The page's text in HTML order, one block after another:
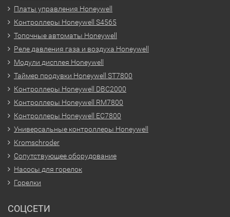
Платы управления Honeywell
Контроллеры Honeywell S4565
Топочные автоматы Honeywell
Реле давления газа и воздуха Honeywell
Модули дисплея Honeywell
Таймер продувки Honeywell ST7800
Контроллеры Honeywell DBC2000
Контроллеры Honeywell RM7800
Контроллеры Honeywell EC7800
Универсальные контроллеры Honeywell
Kromschroder
Сопутствующее оборудование
Насосы для горелок
Горелки
СОЦСЕТИ